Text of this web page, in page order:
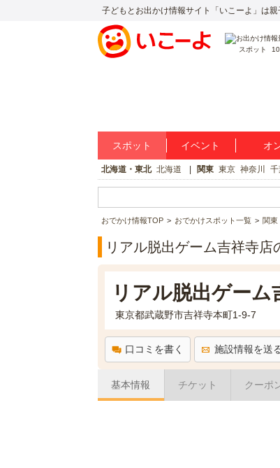
子どもとお出かけ情報サイト「いこーよ」は
スポット
スポット イベント オ
北海道・東北 北海道 関東 東京 神奈川 千
おでかけ情報TOP おでかけスポット一覧 関東
リアル脱出ゲーム吉祥寺店
リアル脱出ゲーム
東京都武蔵野市吉祥寺本町1-9-7
口コミを書く 施設情報を送
基本情報 チケット クーポ